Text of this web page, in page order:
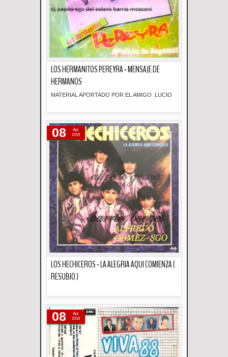
LOS HERMANITOS PEREYRA - MENSAJE DE
HERMANOS
MATERIAL APORTADO POR EL AMIGO LUCIO
LOS HECHICEROS - LA ALEGRIA AQUI COMIENZA (
RESUBIO )
08
Apr
2019
08
Apr
2019